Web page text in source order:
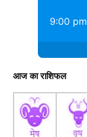
9:00 pm
आज का राशिफल